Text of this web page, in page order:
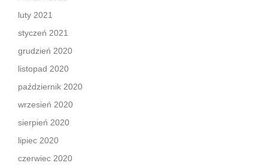
luty 2021
styczeń 2021
grudzień 2020
listopad 2020
październik 2020
wrzesień 2020
sierpień 2020
lipiec 2020
czerwiec 2020